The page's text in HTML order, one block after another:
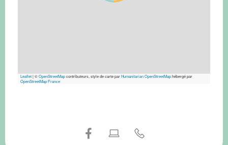
Leaflet|©OpenStreetMapcontributeurs, style de carte parHumanitarian OpenStreetMaphébergé par
OpenStreetMap France